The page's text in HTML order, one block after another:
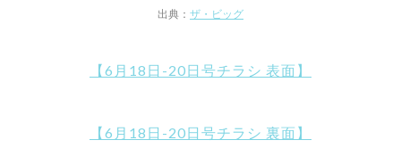
出典： ザ・ビッグ
【6月18日-20日号チラシ 表面】
【6月18日-20日号チラシ 裏面】